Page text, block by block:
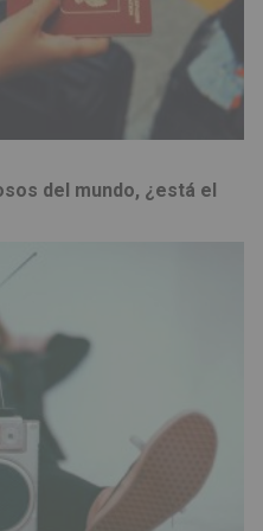
del mundo, ¿está el